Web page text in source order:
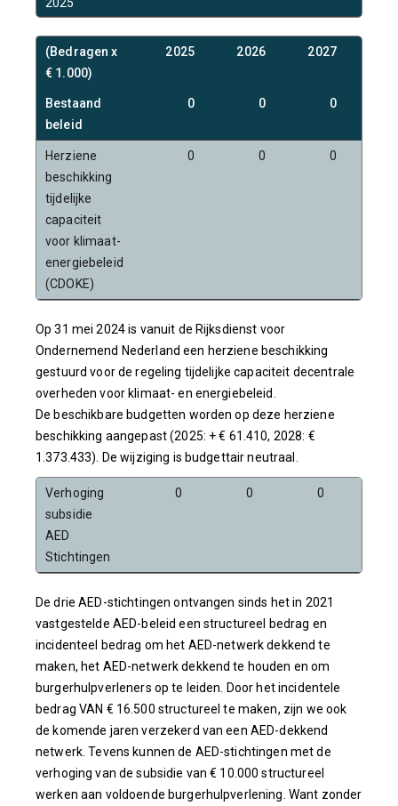
2025
(Bedragen x
€ 1.000)
2025 2026 2027
Bestaand
beleid
0 0 0
Herziene
beschikking
tijdelijke
capaciteit
voor klimaat-
energiebeleid
(CDOKE)
0 0 0
Op 31 mei 2024 is vanuit de Rijksdienst voor
Ondernemend Nederland een herziene beschikking
gestuurd voor de regeling tijdelijke capaciteit decentrale
overheden voor klimaat- en energiebeleid.
De beschikbare budgetten worden op deze herziene
beschikking aangepast (2025: + € 61.410, 2028: €
1.373.433). De wijziging is budgettair neutraal.
Verhoging
subsidie
AED
Stichtingen
0 0 0
De drie AED-stichtingen ontvangen sinds het in 2021
vastgestelde AED-beleid een structureel bedrag en
incidenteel bedrag om het AED-netwerk dekkend te
maken, het AED-netwerk dekkend te houden en om
burgerhulpverleners op te leiden. Door het incidentele
bedrag VAN € 16.500 structureel te maken, zijn we ook
de komende jaren verzekerd van een AED-dekkend
netwerk. Tevens kunnen de AED-stichtingen met de
verhoging van de subsidie van € 10.000 structureel
werken aan voldoende burgerhulpverlening. Want zonder